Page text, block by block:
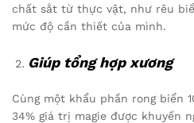
chất sắt từ thực vật, như rêu
mức độ cần thiết của mình.
Giúp tổng hợp xương
Cùng một khẩu phần rong biển
34% giá trị magie được khuyến